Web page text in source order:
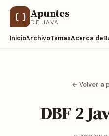
{ } Apuntes
DE JAVA
InicioArchivoTemasAcerca de
← Volver a
DBF 2